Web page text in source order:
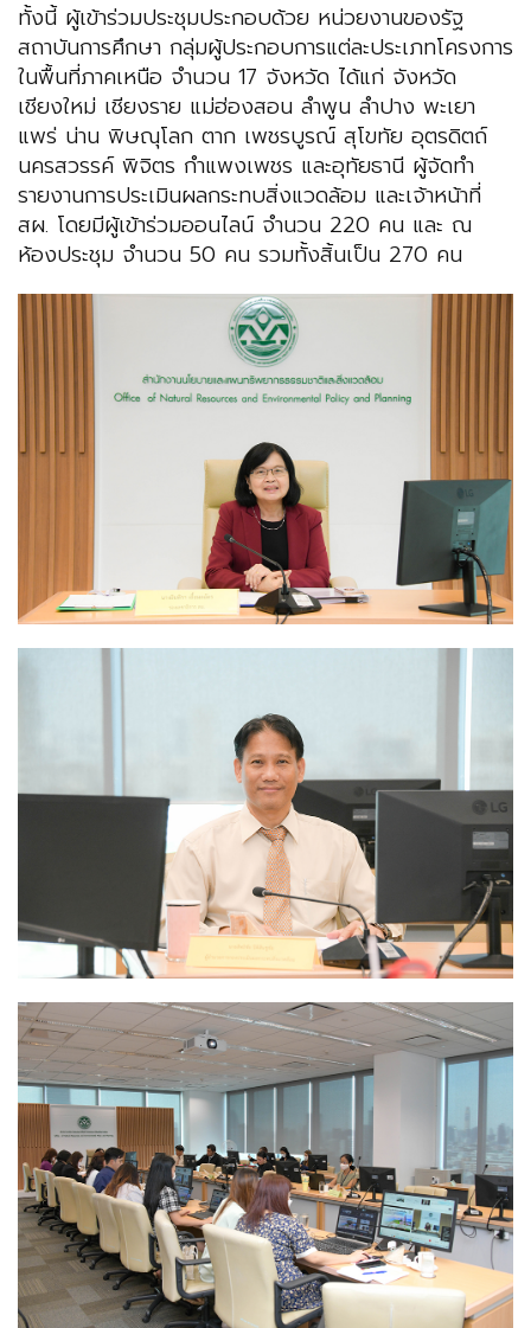
ทั้งนี้ ผู้เข้าร่วมประชุมประกอบด้วย หน่วยงานของรัฐ
สถาบันการศึกษา กลุ่มผู้ประกอบการแต่ละประเภทโครงการ
ในพื้นที่ภาคเหนือ จำนวน 17 จังหวัด ได้แก่ จังหวัด
เชียงใหม่ เชียงราย แม่ฮ่องสอน ลำพูน ลำปาง พะเยา
แพร่ น่าน พิษณุโลก ตาก เพชรบูรณ์ สุโขทัย อุตรดิตถ์
นครสวรรค์ พิจิตร กำแพงเพชร และอุทัยธานี ผู้จัดทำ
รายงานการประเมินผลกระทบสิ่งแวดล้อม และเจ้าหน้าที่
สผ. โดยมีผู้เข้าร่วมออนไลน์ จำนวน 220 คน และ ณ
ห้องประชุม จำนวน 50 คน รวมทั้งสิ้นเป็น 270 คน